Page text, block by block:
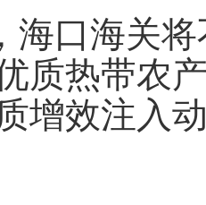
海口海关
质热带农
增效注入